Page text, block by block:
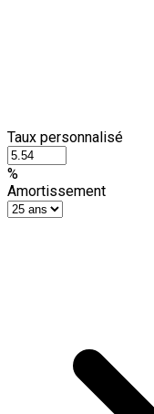
Taux personnalisé
%
Amortissement